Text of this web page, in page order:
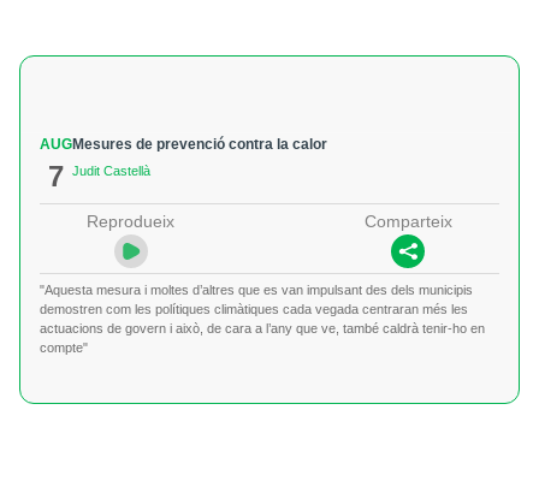
AUG
7
Mesures de prevenció contra la calor
Judit Castellà
Reprodueix Comparteix
"Aquesta mesura i moltes d’altres que es van impulsant des dels municipis
demostren com les polítiques climàtiques cada vegada centraran més les
actuacions de govern i això, de cara a l’any que ve, també caldrà tenir-ho en
compte"